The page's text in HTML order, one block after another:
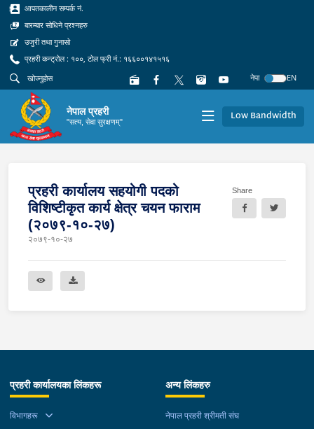
आपतकालीन सम्पर्क नं.
बारम्बार सोधिने प्रश्नहरु
उजुरी तथा गुनासो
प्रहरी कन्ट्रोल : १००, टोल फ्री नं.: १६६००१४१५१६
नेपा
EN
नेपाल प्रहरी
"सत्य, सेवा सुरक्षणम्" Low Bandwidth
प्रहरी कार्यालय सहयोगी पदको
विशिष्‍टीकृत कार्य क्षेत्र चयन फाराम
(२०७९-१०-२७)
२०७९-१०-२७
Share
प्रहरी कार्यालयका लिंकहरू
विभागहरू
अन्य लिंकहरु
नेपाल प्रहरी श्रीमती संघ